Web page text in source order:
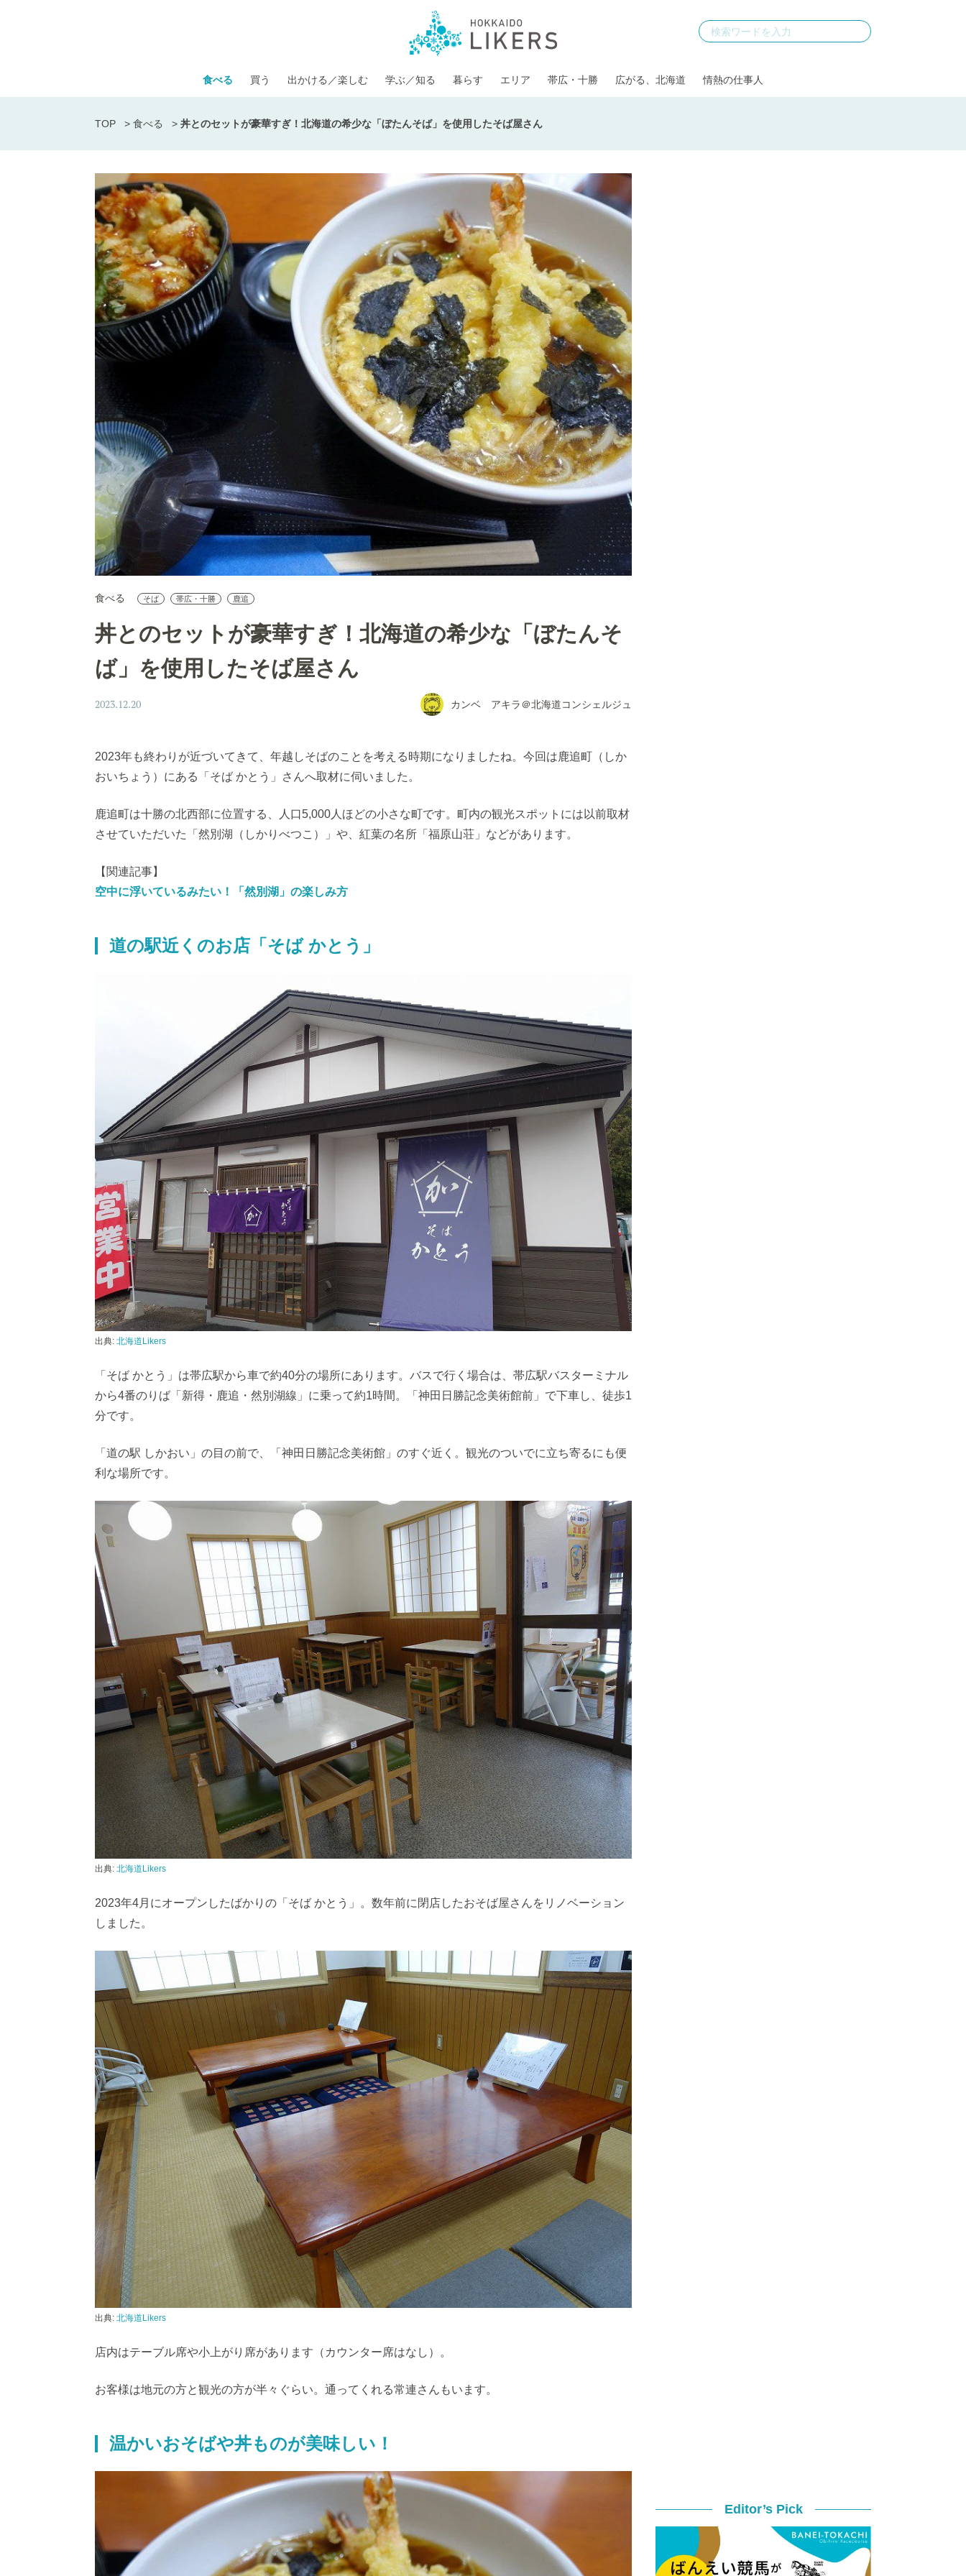
食べる 買う 出かける／楽しむ 学ぶ／知る 暮らす エリア 帯広・十勝 広がる、北海道 情熱の仕事人
TOP > 食べる > 丼とのセットが豪華すぎ！北海道の希少な「ぼたんそば」を使用したそば屋さん
食べる そば 帯広・十勝 鹿追
丼とのセットが豪華すぎ！北海道の希少な「ぼたんそ
ば」を使用したそば屋さん
2023.12.20 カンベ アキラ＠北海道コンシェルジュ
2023年も終わりが近づいてきて、年越しそばのことを考える時期になりましたね。今回は鹿追町（しか
おいちょう）にある「そば かとう」さんへ取材に伺いました。
鹿追町は十勝の北西部に位置する、人口5,000人ほどの小さな町です。町内の観光スポットには以前取材
させていただいた「然別湖（しかりべつこ）」や、紅葉の名所「福原山荘」などがあります。
【関連記事】
空中に浮いているみたい！「然別湖」の楽しみ方
道の駅近くのお店「そば かとう」
出典: 北海道Likers
「そば かとう」は帯広駅から車で約40分の場所にあります。バスで行く場合は、帯広駅バスターミナル
から4番のりば「新得・鹿追・然別湖線」に乗って約1時間。「神田日勝記念美術館前」で下車し、徒歩1
分です。
「道の駅 しかおい」の目の前で、「神田日勝記念美術館」のすぐ近く。観光のついでに立ち寄るにも便
利な場所です。
出典: 北海道Likers
2023年4月にオープンしたばかりの「そば かとう」。数年前に閉店したおそば屋さんをリノベーション
しました。
出典: 北海道Likers
店内はテーブル席や小上がり席があります（カウンター席はなし）。
お客様は地元の方と観光の方が半々ぐらい。通ってくれる常連さんもいます。
温かいおそばや丼ものが美味しい！
Editor’s Pick